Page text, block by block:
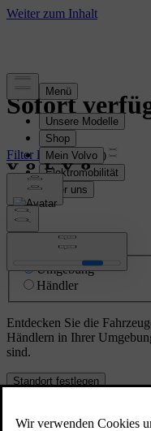
Sofort
Filter löschenEX60
Suche nach
Umgebung
Händler
Entdecken Sie die
Händlern in Ihrer
sind.
Standort festlegen